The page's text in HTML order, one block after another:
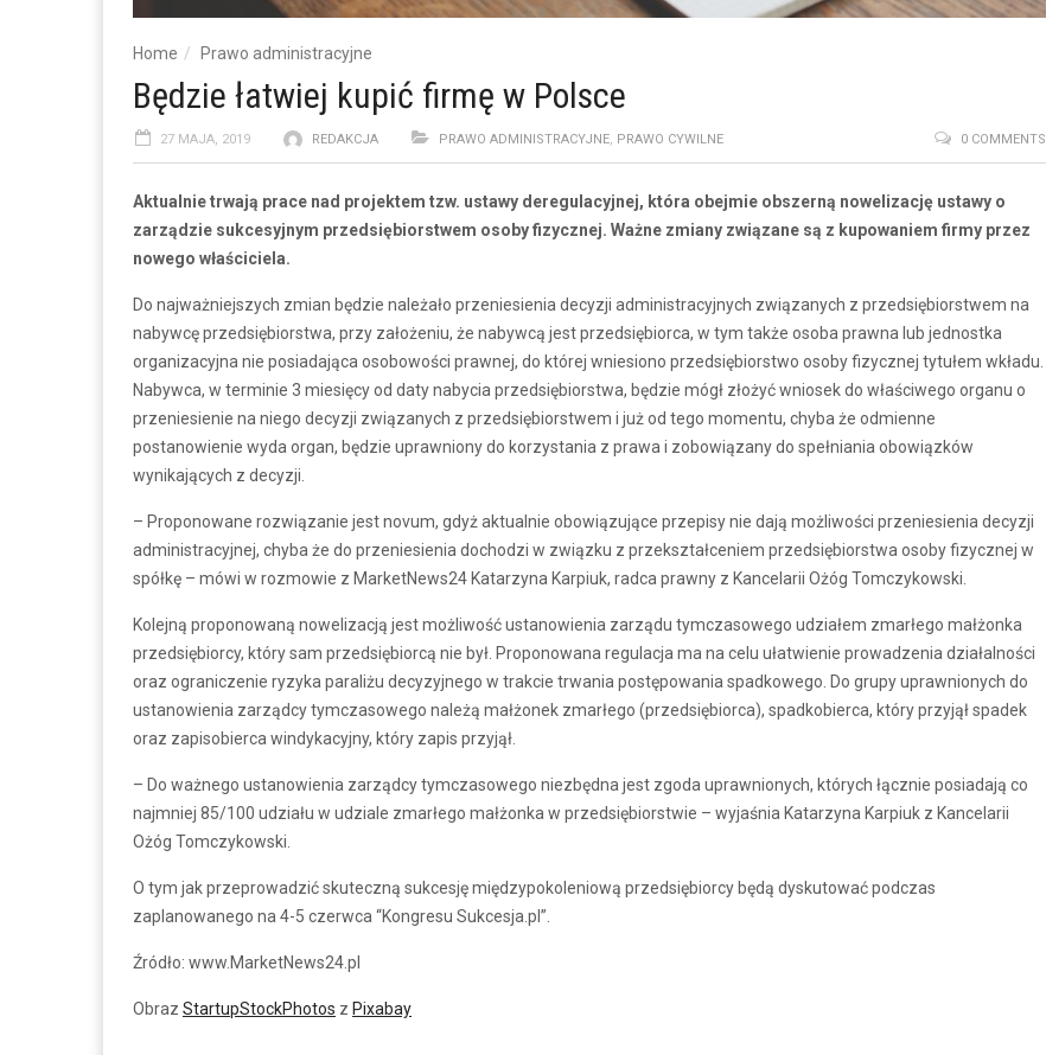
Home Prawo administracyjne
Będzie łatwiej kupić firmę w Polsce
27 MAJA, 2019 REDAKCJA PRAWO ADMINISTRACYJNE PRAWO CYWILNE 0 COMMENTS
Aktualnie trwają prace nad projektem tzw. ustawy deregulacyjnej, która obejmie obszerną nowelizację ustawy o
zarządzie sukcesyjnym przedsiębiorstwem osoby fizycznej. Ważne zmiany związane są z kupowaniem firmy przez
nowego właściciela.
Do najważniejszych zmian będzie należało przeniesienia decyzji administracyjnych związanych z przedsiębiorstwem na
nabywcę przedsiębiorstwa, przy założeniu, że nabywcą jest przedsiębiorca, w tym także osoba prawna lub jednostka
organizacyjna nie posiadająca osobowości prawnej, do której wniesiono przedsiębiorstwo osoby fizycznej tytułem wkładu.
Nabywca, w terminie 3 miesięcy od daty nabycia przedsiębiorstwa, będzie mógł złożyć wniosek do właściwego organu o
przeniesienie na niego decyzji związanych z przedsiębiorstwem i już od tego momentu, chyba że odmienne
postanowienie wyda organ, będzie uprawniony do korzystania z prawa i zobowiązany do spełniania obowiązków
wynikających z decyzji.
– Proponowane rozwiązanie jest novum, gdyż aktualnie obowiązujące przepisy nie dają możliwości przeniesienia decyzji
administracyjnej, chyba że do przeniesienia dochodzi w związku z przekształceniem przedsiębiorstwa osoby fizycznej w
spółkę – mówi w rozmowie z MarketNews24 Katarzyna Karpiuk, radca prawny z Kancelarii Ożóg Tomczykowski.
Kolejną proponowaną nowelizacją jest możliwość ustanowienia zarządu tymczasowego udziałem zmarłego małżonka
przedsiębiorcy, który sam przedsiębiorcą nie był. Proponowana regulacja ma na celu ułatwienie prowadzenia działalności
oraz ograniczenie ryzyka paraliżu decyzyjnego w trakcie trwania postępowania spadkowego. Do grupy uprawnionych do
ustanowienia zarządcy tymczasowego należą małżonek zmarłego (przedsiębiorca), spadkobierca, który przyjął spadek
oraz zapisobierca windykacyjny, który zapis przyjął.
– Do ważnego ustanowienia zarządcy tymczasowego niezbędna jest zgoda uprawnionych, których łącznie posiadają co
najmniej 85/100 udziału w udziale zmarłego małżonka w przedsiębiorstwie – wyjaśnia Katarzyna Karpiuk z Kancelarii
Ożóg Tomczykowski.
O tym jak przeprowadzić skuteczną sukcesję międzypokoleniową przedsiębiorcy będą dyskutować podczas
zaplanowanego na 4-5 czerwca “Kongresu Sukcesja.pl”.
Źródło: www.MarketNews24.pl
Obraz StartupStockPhotos z Pixabay